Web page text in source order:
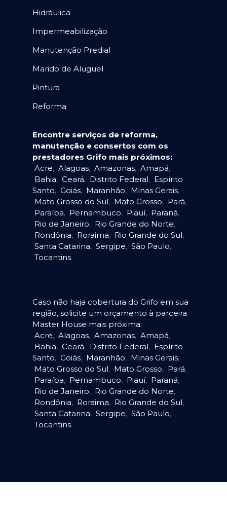
Hidráulica
Impermeabilização
Manutenção Predial
Marido de Aluguel
Pintura
Reforma
Encontre serviços de reforma,
manutenção e consertos com os
prestadores Grifo mais próximos:
Acre, Alagoas, Amazonas, Amapá,
Bahia, Ceará, Distrito Federal, Espírito
Santo, Goiás, Maranhão, Minas Gerais,
Mato Grosso do Sul, Mato Grosso, Pará,
Paraíba, Pernambuco, Piauí, Paraná,
Rio de Janeiro, Rio Grande do Norte,
Rondônia, Roraima, Rio Grande do Sul,
Santa Catarina, Sergipe, São Paulo,
Tocantins.
Caso não haja cobertura do Grifo em sua
região, solicite um orçamento à parceira
Master House mais próxima:
Acre, Alagoas, Amazonas, Amapá,
Bahia, Ceará, Distrito Federal, Espírito
Santo, Goiás, Maranhão, Minas Gerais,
Mato Grosso do Sul, Mato Grosso, Pará,
Paraíba, Pernambuco, Piauí, Paraná,
Rio de Janeiro, Rio Grande do Norte,
Rondônia, Roraima, Rio Grande do Sul,
Santa Catarina, Sergipe, São Paulo,
Tocantins.